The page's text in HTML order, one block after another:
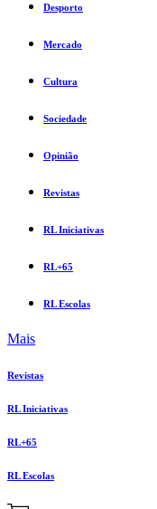
Desporto
Mercado
Cultura
Sociedade
Opinião
Revistas
RL Iniciativas
RL+65
RL Escolas
Mais
Revistas
RL Iniciativas
RL+65
RL Escolas